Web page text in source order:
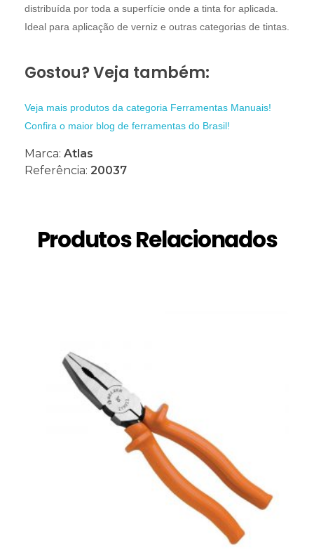
distribuída por toda a superfície onde a tinta for aplicada.
Ideal para aplicação de verniz e outras categorias de tintas.
Gostou? Veja também:
Veja mais produtos da categoria Ferramentas Manuais!
Confira o maior blog de ferramentas do Brasil!
Marca: Atlas
Referência: 20037
Produtos Relacionados